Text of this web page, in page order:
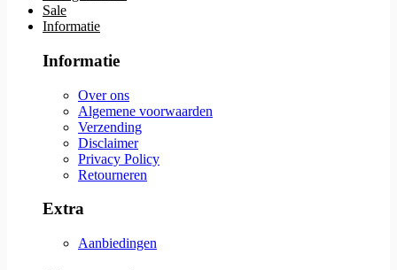
Sale
Informatie
Informatie
Over ons
Algemene voorwaarden
Verzending
Disclaimer
Privacy Policy
Retourneren
Extra
Aanbiedingen